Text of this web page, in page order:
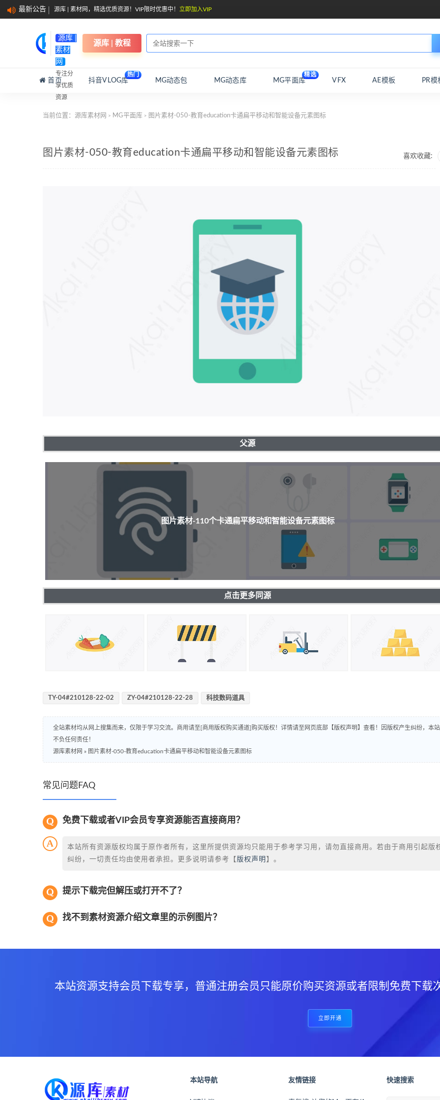
最新公告 源库 | 素材网，精选优质资源！VIP限时优惠中！ 立即加入VIP
源库 |
素材
网
专注分
享优质
资源
源库 | 教程
首页 抖音VLOG库
热门
MG动态包 MG动态库 MG平面库
精选
VFX AE模板 PR模
当前位置： 源库素材网 > MG平面库 > 图片素材-050-教育education卡通扁平移动和智能设备元素图标
喜欢收藏:
图片素材-050-教育education卡通扁平移动和智能设备元素图标
父源
图片素材-110个卡通扁平移动和智能设备元素图标
点击更多同源
TY-04#210128-22-02 ZY-04#210128-22-28 科技数码道具
全站素材均从网上搜集而来，仅限于学习交流。商用请至[商用版权购买通道]购买版权！详情请至网页底部【版权声明】查看！因版权产生纠纷，本站
不负任何责任！
源库素材网 » 图片素材-050-教育education卡通扁平移动和智能设备元素图标
常见问题FAQ
免费下载或者VIP会员专享资源能否直接商用？
本站所有资源版权均属于原作者所有，这里所提供资源均只能用于参考学习用，请勿直接商用。若由于商用引起版
纠纷，一切责任均由使用者承担。更多说明请参考【 版权声明 】。
提示下载完但解压或打开不了？
找不到素材资源介绍文章里的示例图片？
本站资源支持会员下载专享，普通注册会员只能原价购买资源或者限制免费下载
立即开通
本站导航 友情链接 快速搜索